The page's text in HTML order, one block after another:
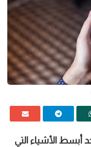
أبسط الأشياء التي